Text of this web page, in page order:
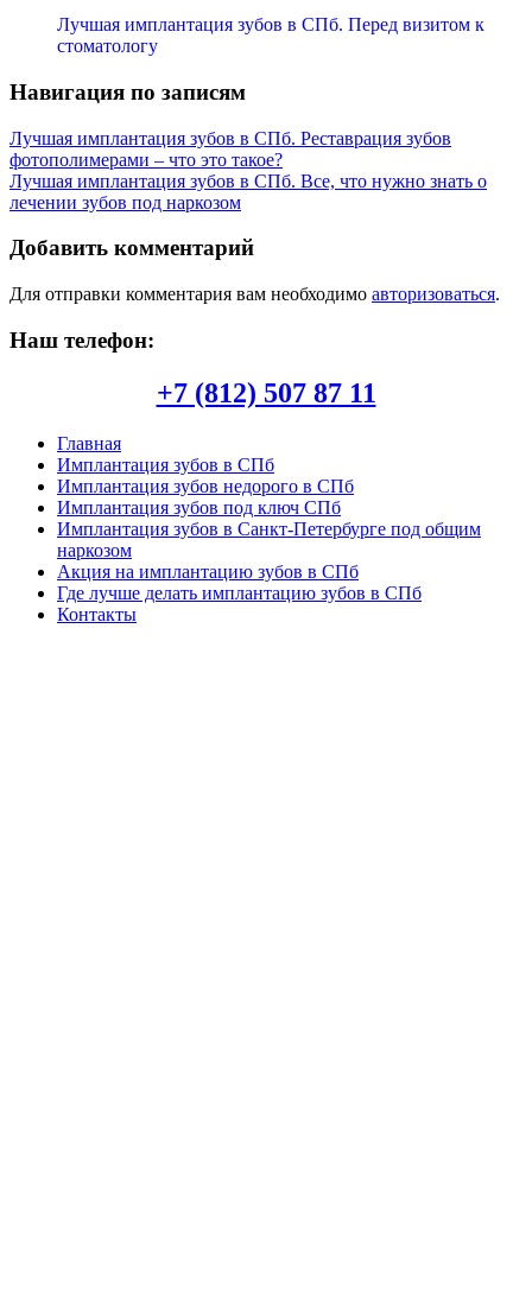
Лучшая имплантация зубов в СПб. Перед визитом к
стоматологу
Навигация по записям
Лучшая имплантация зубов в СПб. Реставрация зубов
фотополимерами – что это такое?
Лучшая имплантация зубов в СПб. Все, что нужно знать о
лечении зубов под наркозом
Добавить комментарий
Для отправки комментария вам необходимо авторизоваться.
Наш телефон:
+7 (812) 507 87 11
Главная
Имплантация зубов в СПб
Имплантация зубов недорого в СПб
Имплантация зубов под ключ СПб
Имплантация зубов в Санкт-Петербурге под общим
наркозом
Акция на имплантацию зубов в СПб
Где лучше делать имплантацию зубов в СПб
Контакты